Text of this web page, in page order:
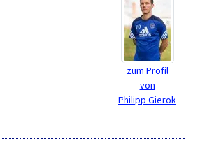
zum Profil
von
Philipp Gierok